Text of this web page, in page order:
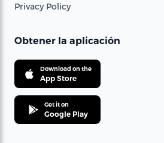
Privacy Policy
Obtener la aplicación
Download on the
App Store
Get it on
Google Play